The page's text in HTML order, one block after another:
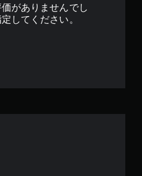
がありませんでし
してください。